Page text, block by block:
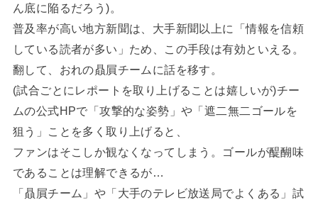
ん底に陥るだろう)。
普及率が高い地方新聞は、大手新聞以上に「情報を信頼
している読者が多い」ため、この手段は有効といえる。
翻して、おれの贔屓チームに話を移す。
(試合ごとにレポートを取り上げることは嬉しいが)チー
ムの公式HPで「攻撃的な姿勢」や「遮二無二ゴールを
狙う」ことを多く取り上げると、
ファンはそこしか観なくなってしまう。ゴールが醍醐味
であることは理解できるが…
「贔屓チーム」や「大手のテレビ放送局でよくある」試